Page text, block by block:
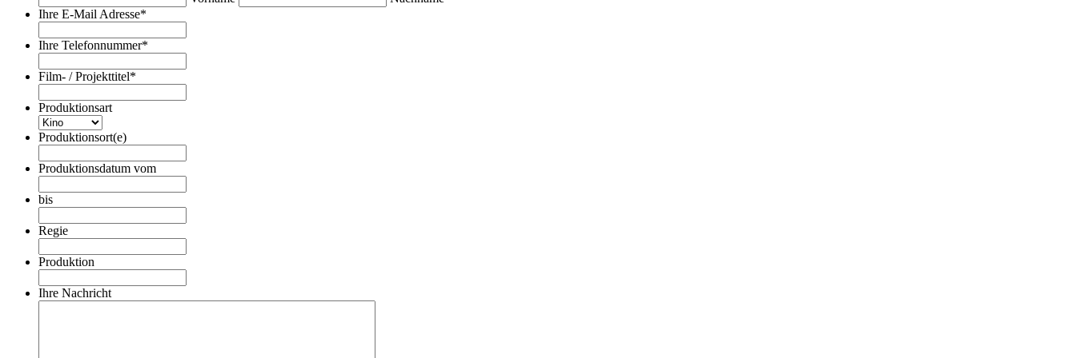
Ihre E-Mail Adresse*
Ihre Telefonnummer*
Film- / Projekttitel*
Produktionsart
Produktionsort(e)
Produktionsdatum vom
Punkt
MM
Punkt
JJJJ
bis
Punkt
MM
Punkt
JJJJ
Regie
Produktion
Ihre Nachricht